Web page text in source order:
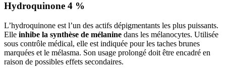
Hydroquinone 4 %
L’hydroquinone est l’un des actifs dépigmentants les plus puissants.
Elle inhibe la synthèse de mélanine dans les mélanocytes. Utilisée
sous contrôle médical, elle est indiquée pour les taches brunes
marquées et le mélasma. Son usage prolongé doit être encadré en
raison de possibles effets secondaires.